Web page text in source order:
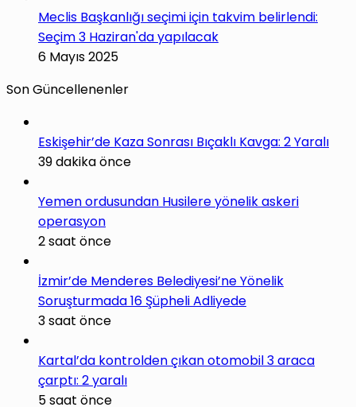
Meclis Başkanlığı seçimi için takvim belirlendi:
Seçim 3 Haziran'da yapılacak
6 Mayıs 2025
Son Güncellenenler
Eskişehir’de Kaza Sonrası Bıçaklı Kavga: 2 Yaralı
39 dakika önce
Yemen ordusundan Husilere yönelik askeri
operasyon
2 saat önce
İzmir’de Menderes Belediyesi’ne Yönelik
Soruşturmada 16 Şüpheli Adliyede
3 saat önce
Kartal’da kontrolden çıkan otomobil 3 araca
çarptı: 2 yaralı
5 saat önce